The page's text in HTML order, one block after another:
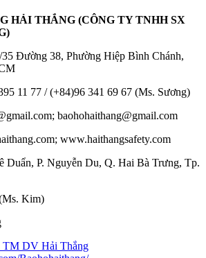
HẢI THẮNG (CÔNG TY TNHH SX
35 Đường 38, Phường Hiệp Bình Chánh,
11 77 / (+84)96 341 69 67 (Ms. Sương)
baohohaithang@gmail.com
www.haithangsafety.com
Duẩn, P. Nguyễn Du, Q. Hai Bà Trưng, Tp.
Kim)